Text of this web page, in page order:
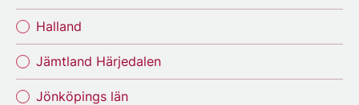
Halland
Jämtland Härjedalen
Jönköpings län